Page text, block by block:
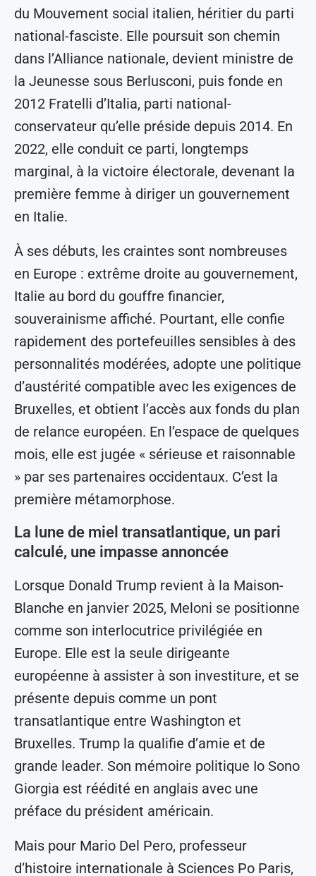
du Mouvement social italien, héritier du parti
national-fasciste. Elle poursuit son chemin
dans l’Alliance nationale, devient ministre de
la Jeunesse sous Berlusconi, puis fonde en
2012 Fratelli d’Italia, parti national-
conservateur qu’elle préside depuis 2014. En
2022, elle conduit ce parti, longtemps
marginal, à la victoire électorale, devenant la
première femme à diriger un gouvernement
en Italie.
À ses débuts, les craintes sont nombreuses
en Europe : extrême droite au gouvernement,
Italie au bord du gouffre financier,
souverainisme affiché. Pourtant, elle confie
rapidement des portefeuilles sensibles à des
personnalités modérées, adopte une politique
d’austérité compatible avec les exigences de
Bruxelles, et obtient l’accès aux fonds du plan
de relance européen. En l’espace de quelques
mois, elle est jugée « sérieuse et raisonnable
» par ses partenaires occidentaux. C’est la
première métamorphose.
La lune de miel transatlantique, un pari
calculé, une impasse annoncée
Lorsque Donald Trump revient à la Maison-
Blanche en janvier 2025, Meloni se positionne
comme son interlocutrice privilégiée en
Europe. Elle est la seule dirigeante
européenne à assister à son investiture, et se
présente depuis comme un pont
transatlantique entre Washington et
Bruxelles. Trump la qualifie d’amie et de
grande leader. Son mémoire politique Io Sono
Giorgia est réédité en anglais avec une
préface du président américain.
Mais pour Mario Del Pero, professeur
d’histoire internationale à Sciences Po Paris,